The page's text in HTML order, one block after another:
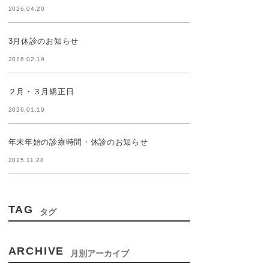
2026.04.20
3月休診のお知らせ
2026.02.19
２月・３月矯正日
2026.01.19
年末年始の診療時間・休診のお知らせ
2025.11.28
TAG タグ
ARCHIVE 月別アーカイブ